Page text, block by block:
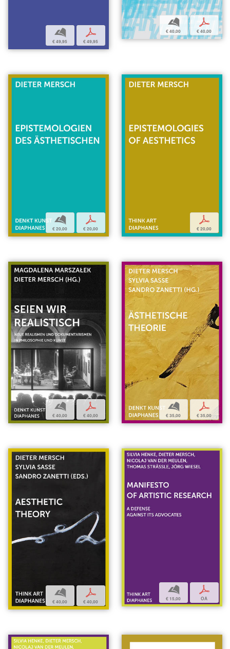
b
€ 49,95
p
€ 49,95
b
€ 40,00
p
€ 40,00
b
€ 20,00
p
€ 20,00
p
€ 20,00
b
€ 40,00
p
€ 40,00
b
€ 35,00
p
€ 35,00
b
€ 40,00
p
€ 40,00
b
€ 15,00
p
OA